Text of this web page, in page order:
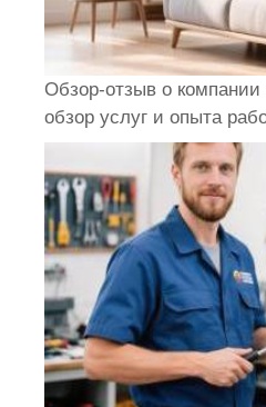
Обзор-отзыв о
обзор услуг и опыта